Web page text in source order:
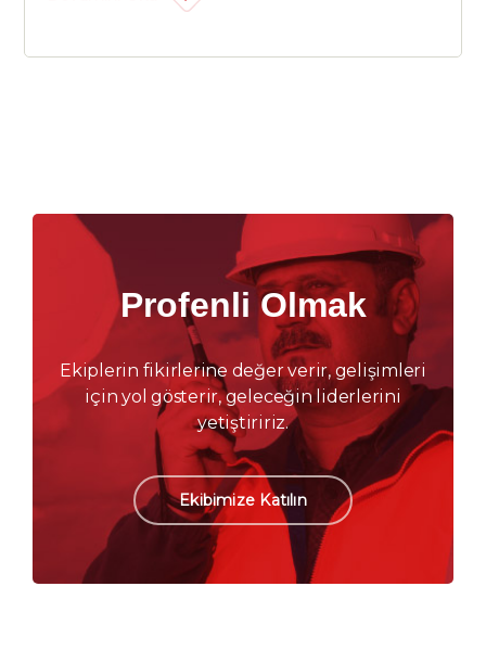
Profenli Olmak
Ekiplerin fikirlerine değer verir, gelişimleri
için yol gösterir, geleceğin liderlerini
yetiştiririz.
Ekibimize Katılın